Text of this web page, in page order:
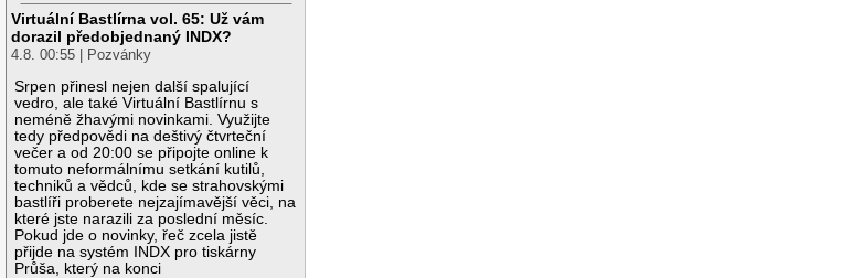
Virtuální Bastlírna vol. 65: Už vám
dorazil předobjednaný INDX?
4.8. 00:55 | Pozvánky
Srpen přinesl nejen další spalující
vedro, ale také Virtuální Bastlírnu s
neméně žhavými novinkami. Využijte
tedy předpovědi na deštivý čtvrteční
večer a od 20:00 se připojte online k
tomuto neformálnímu setkání kutilů,
techniků a vědců, kde se strahovskými
bastlíři proberete nejzajímavější věci, na
které jste narazili za poslední měsíc.
Pokud jde o novinky, řeč zcela jistě
přijde na systém INDX pro tiskárny
Průša, který na konci